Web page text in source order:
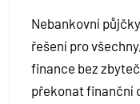
Nebankovní
řešení pro
finance bez
překonat finanční